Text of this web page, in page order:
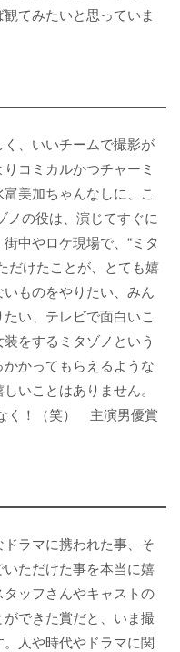
てみたいと思っていま
、いいチームで撮影が
コミカルかつチャーミ
美加ちゃんなしに、こ
ノの役は、演じてすぐに
中やロケ現場で、“ミタ
だけたことが、とても嬉
ものをやりたい、みん
い、テレビで面白いこ
をするミタゾノという
かってもらえるような
いことはありません。
く！（笑） 主演男優賞
ラマに携われた事、そ
ただけた事を本当に嬉
ッフさんやキャストの
できた賞だと、いま撮
人や時代やドラマに関